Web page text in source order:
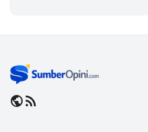
publicrss_feed